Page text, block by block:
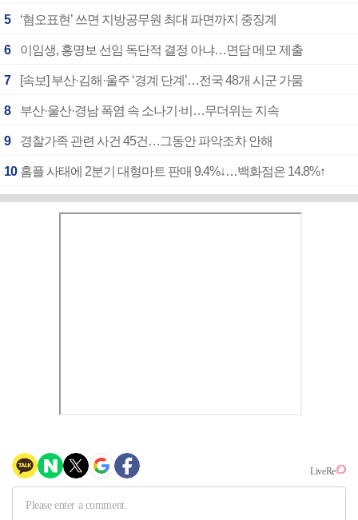
5 ‘혐오표현’ 쓰면 지방공무원 최대 파면까지 중징계
6 이임생, 홍명보 선임 독단적 결정 아냐…면담 메모 제출
7 [속보] 부산·김해·울주 ‘경계 단계’…전국 48개 시군 가뭄
8 부산·울산·경남 폭염 속 소나기·비…무더위는 지속
9 경찰가족 관련 사건 45건…그동안 파악조차 안해
10 홈플 사태에 2분기 대형마트 판매 9.4%↓…백화점은 14.8%↑